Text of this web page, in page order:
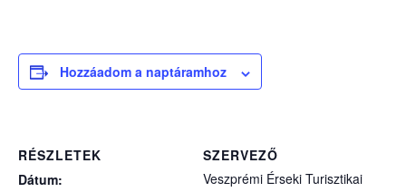
Hozzáadom a naptáramhoz
RÉSZLETEK
Dátum:
SZERVEZŐ
Veszprémi Érseki Turisztikai